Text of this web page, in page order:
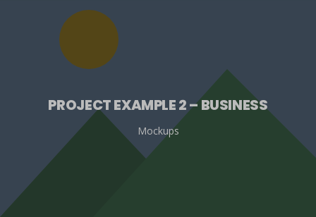
PROJECT EXAMPLE 2 – BUSINESS
Mockups